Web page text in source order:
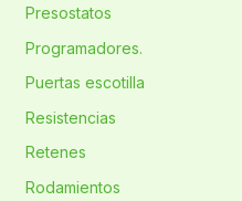
Presostatos
Programadores.
Puertas escotilla
Resistencias
Retenes
Rodamientos